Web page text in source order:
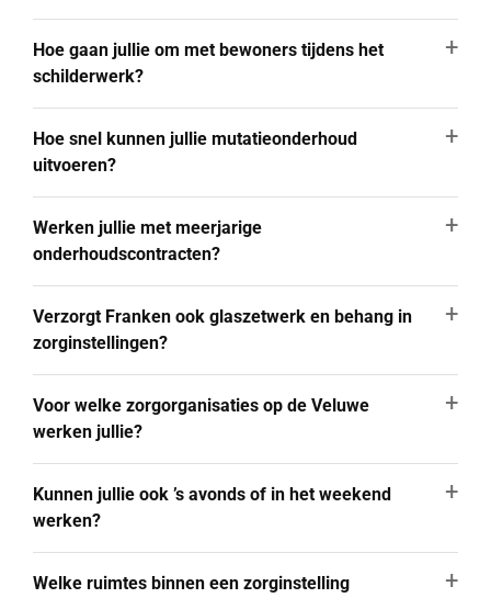
Hoe gaan jullie om met bewoners tijdens het
schilderwerk?
Hoe snel kunnen jullie mutatieonderhoud
uitvoeren?
Werken jullie met meerjarige
onderhoudscontracten?
Verzorgt Franken ook glaszetwerk en behang in
zorginstellingen?
Voor welke zorgorganisaties op de Veluwe
werken jullie?
Kunnen jullie ook ’s avonds of in het weekend
werken?
Welke ruimtes binnen een zorginstelling